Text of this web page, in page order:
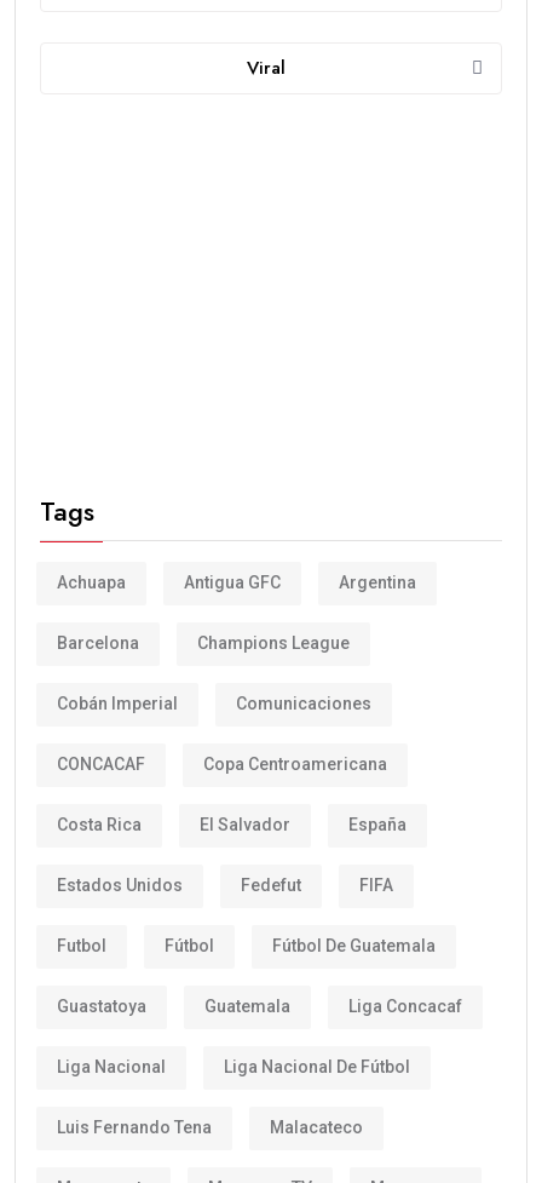
Viral
Tags
Achuapa Antigua GFC Argentina
Barcelona Champions League
Cobán Imperial Comunicaciones
CONCACAF Copa Centroamericana
Costa Rica El Salvador España
Estados Unidos Fedefut FIFA
Futbol Fútbol Fútbol De Guatemala
Guastatoya Guatemala Liga Concacaf
Liga Nacional Liga Nacional De Fútbol
Luis Fernando Tena Malacateco